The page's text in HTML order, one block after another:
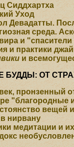
Сиддхартха
Уход
Девадатты.
среда.
и
и практики
и
БУДДЫ: ОТ
пронзенный
"благородные
вещей
нирвану
медитации и